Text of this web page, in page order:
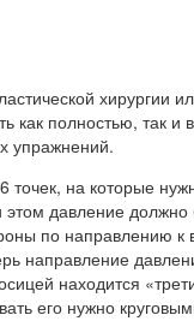
хирургии
как полностью, так и
упражнений.
на которые
давление должно
по направлению к
направление
находится
его нужно